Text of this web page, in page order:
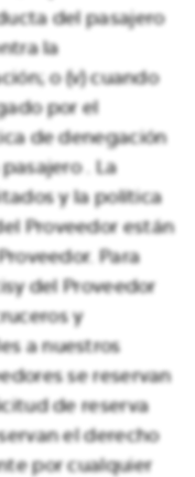
del pasajero
la
o (v) cuando
por el
de denegación
. La
y la política
Proveedor están
Para
del Proveedor
y
a nuestros
se reservan
de reserva
el derecho
por cualquier